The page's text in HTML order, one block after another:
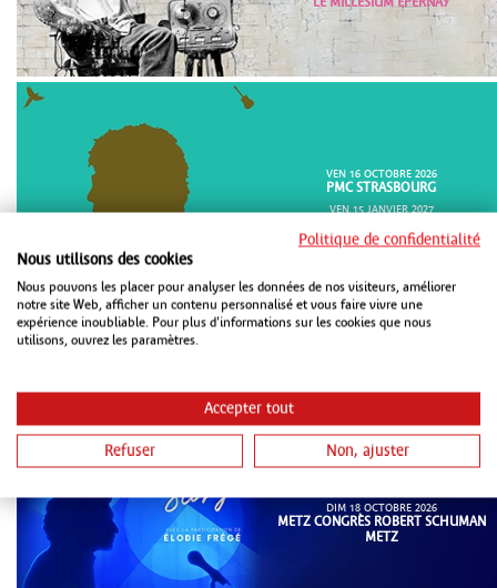
LE MILLESIUM EPERNAY
VEN 16 OCTOBRE 2026
PMC STRASBOURG
VEN 15 JANVIER 2027
SAM 16 JANVIER 2027
DIM 18 OCTOBRE 2026
METZ CONGRÈS ROBERT SCHUMAN
METZ
Politique de confidentialité
Nous utilisons des cookies
Nous pouvons les placer pour analyser les données de nos visiteurs, améliorer
notre site Web, afficher un contenu personnalisé et vous faire vivre une
expérience inoubliable. Pour plus d'informations sur les cookies que nous
utilisons, ouvrez les paramètres.
Accepter tout
Refuser Non, ajuster